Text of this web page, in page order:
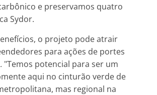
e preservamos quatro
Sydor.
o projeto pode atrair
para ações de portes
"Temos potencial para ser um
aqui no cinturão verde de
mas regional na